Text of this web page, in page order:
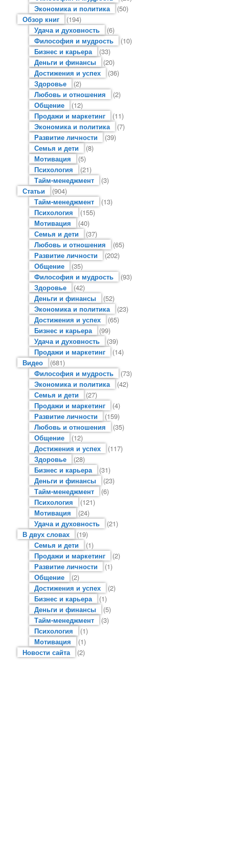
Экономика и политика
(50)
Обзор книг
(194)
Удача и духовность
(6)
Философия и мудрость
(10)
Бизнес и карьера
(33)
Деньги и финансы
(20)
Достижения и успех
(36)
Здоровье
(2)
Любовь и отношения
(2)
Общение
(12)
Продажи и маркетинг
(11)
Экономика и политика
(7)
Развитие личности
(39)
Семья и дети
(8)
Мотивация
(5)
Психология
(21)
Тайм-менеджмент
(3)
Статьи
(904)
Тайм-менеджмент
(13)
Психология
(155)
Мотивация
(40)
Семья и дети
(37)
Любовь и отношения
(65)
Развитие личности
(202)
Общение
(35)
Философия и мудрость
(93)
Здоровье
(42)
Деньги и финансы
(52)
Экономика и политика
(23)
Достижения и успех
(65)
Бизнес и карьера
(99)
Удача и духовность
(39)
Продажи и маркетинг
(14)
Видео
(681)
Философия и мудрость
(73)
Экономика и политика
(42)
Семья и дети
(27)
Продажи и маркетинг
(4)
Развитие личности
(159)
Любовь и отношения
(35)
Общение
(12)
Достижения и успех
(117)
Здоровье
(28)
Бизнес и карьера
(31)
Деньги и финансы
(23)
Тайм-менеджмент
(6)
Психология
(121)
Мотивация
(24)
Удача и духовность
(21)
В двух словах
(19)
Семья и дети
(1)
Продажи и маркетинг
(2)
Развитие личности
(1)
Общение
(2)
Достижения и успех
(2)
Бизнес и карьера
(1)
Деньги и финансы
(5)
Тайм-менеджмент
(3)
Психология
(1)
Мотивация
(1)
Новости сайта
(2)